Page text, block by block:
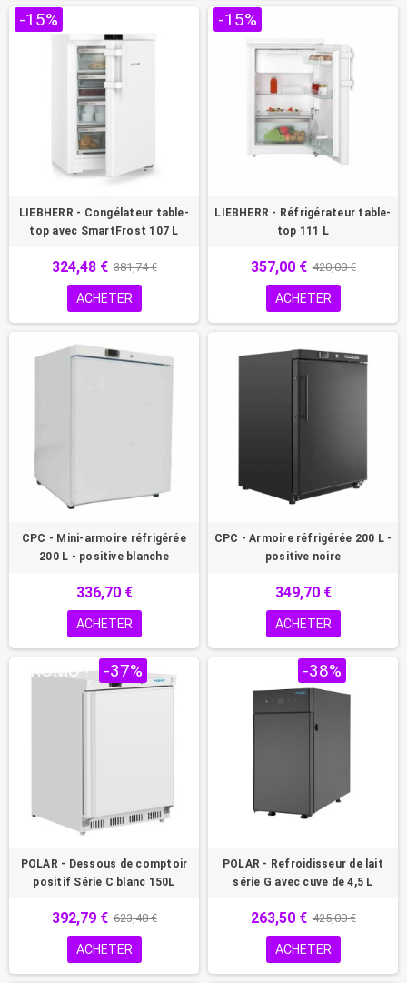
-15%
LIEBHERR - Congélateur table-
top avec SmartFrost 107 L
324,48 € 381,74 €
ACHETER
-15%
LIEBHERR - Réfrigérateur table-
top 111 L
357,00 € 420,00 €
ACHETER
CPC - Mini-armoire réfrigérée
200 L - positive blanche
336,70 €
ACHETER
CPC - Armoire réfrigérée 200 L -
positive noire
349,70 €
ACHETER
PROMO ! -37%
POLAR - Dessous de comptoir
positif Série C blanc 150L
392,79 € 623,48 €
ACHETER
-38%
POLAR - Refroidisseur de lait
série G avec cuve de 4,5 L
263,50 € 425,00 €
ACHETER